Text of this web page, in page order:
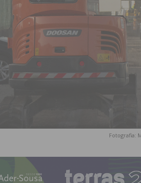
Fotografia: